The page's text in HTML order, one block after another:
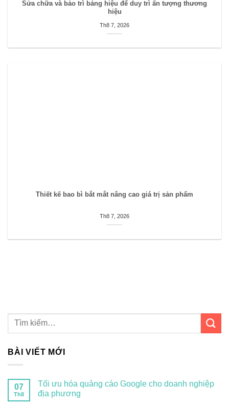
Sửa chữa và bảo trì bảng hiệu để duy trì ấn tượng thương
hiệu
Th8 7, 2026
Thiết kế bao bì bắt mắt nâng cao giá trị sản phẩm
Th8 7, 2026
BÀI VIẾT MỚI
07
Th8
Tối ưu hóa quảng cáo Google cho doanh nghiệp
địa phương